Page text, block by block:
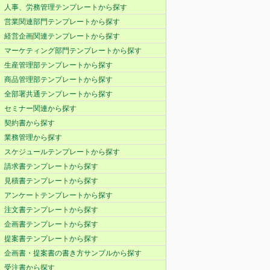
人事、労務管理テンプレートから探す
営業関連部門テンプレートから探す
経営企画関連テンプレートから探す
マーケティング部門テンプレートから探す
生産管理部テンプレートから探す
商品管理部テンプレートから探す
全部署共通テンプレートから探す
セミナー関連から探す
契約書から探す
業務管理から探す
スケジュールテンプレートから探す
請求書テンプレートから探す
見積書テンプレートから探す
アンケートテンプレートから探す
注文書テンプレートから探す
企画書テンプレートから探す
提案書テンプレートから探す
企画書・提案書の書き方サンプルから探す
受注書から探す